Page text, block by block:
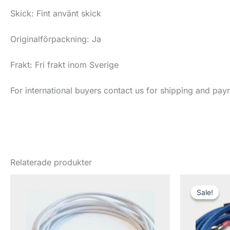
Skick: Fint använt skick
Originalförpackning: Ja
Frakt: Fri frakt inom Sverige
For international buyers contact us for shipping and
Relaterade produkter
Sale!
Sale!